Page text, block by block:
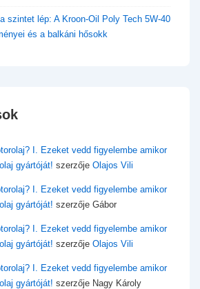
szintet lép: A Kroon-Oil Poly Tech 5W-40
és a balkáni hősokk
I. Ezeket vedd figyelembe amikor
gyártóját! szerzője Olajos Vili
I. Ezeket vedd figyelembe amikor
gyártóját! szerzője Gábor
I. Ezeket vedd figyelembe amikor
gyártóját! szerzője Olajos Vili
I. Ezeket vedd figyelembe amikor
gyártóját! szerzője Nagy Károly